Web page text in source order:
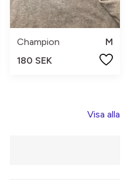
Champion
M
180 SEK
Visa alla